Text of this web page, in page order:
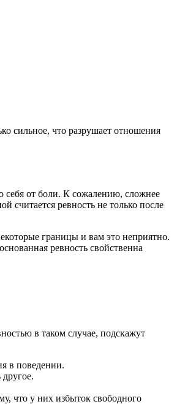
сильное, что разрушает отношения
себя от боли. К сожалению, сложнее
считается ревность не только после
границы и вам это неприятно.
ревность свойственна
в таком случае, подскажут
в поведении.
что у них избыток свободного